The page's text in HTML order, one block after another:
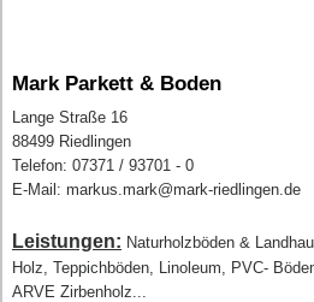
Mark Parkett & Boden
Lange Straße 16
88499 Riedlingen
Telefon: 07371 / 93701 - 0
E-Mail: markus.mark@mark-riedlingen.de
Leistungen: Naturholzböden &
Holz, Teppichböden, Linoleum, PVC-
ARVE Zirbenholz...